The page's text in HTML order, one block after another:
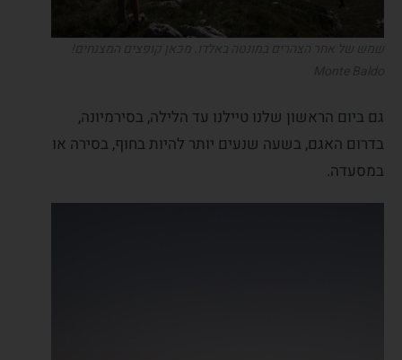
גם ביום הראשון שלנו טיילנו עד הלילה, בסירמיונה,
בדרום האגם, בשעה שנעים יותר להיות בחוף, בסירה או
במסעדה.